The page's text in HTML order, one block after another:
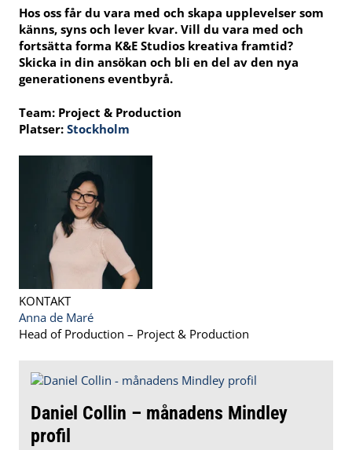
Hos oss får du vara med och skapa upplevelser som
känns, syns och lever kvar. Vill du vara med och
fortsätta forma K&E Studios kreativa framtid?
Skicka in din ansökan och bli en del av den nya
generationens eventbyrå.
Team: Project & Production
Platser: Stockholm
KONTAKT
Anna de Maré
Head of Production – Project & Production
Daniel Collin – månadens Mindley
profil